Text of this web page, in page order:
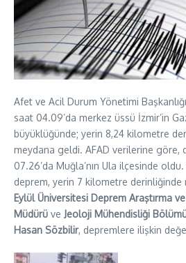
Afet ve Acil Durum Yönetimi
saat 04.09’da merkez üssü İzmir’in
büyüklüğünde; yerin 8,24 kilometre
meydana geldi. AFAD verilerine göre,
07.26’da Muğla’nın Ula ilçesinde
deprem, yerin 7 kilometre derinliğinde
Eylül Üniversitesi Deprem Araştırma
Müdürü ve Jeoloji Mühendisliği
Hasan Sözbilir, depremlere ilişkin